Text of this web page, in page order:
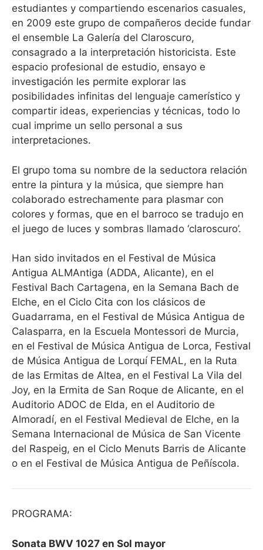
estudiantes y compartiendo escenarios casuales,
en 2009 este grupo de compañeros decide fundar
el ensemble La Galería del Claroscuro,
consagrado a la interpretación historicista. Este
espacio profesional de estudio, ensayo e
investigación les permite explorar las
posibilidades infinitas del lenguaje camerístico y
compartir ideas, experiencias y técnicas, todo lo
cual imprime un sello personal a sus
interpretaciones.
El grupo toma su nombre de la seductora relación
entre la pintura y la música, que siempre han
colaborado estrechamente para plasmar con
colores y formas, que en el barroco se tradujo en
el juego de luces y sombras llamado ‘claroscuro’.
Han sido invitados en el Festival de Música
Antigua ALMAntiga (ADDA, Alicante), en el
Festival Bach Cartagena, en la Semana Bach de
Elche, en el Ciclo Cita con los clásicos de
Guadarrama, en el Festival de Música Antigua de
Calasparra, en la Escuela Montessori de Murcia,
en el Festival de Música Antigua de Lorca, Festival
de Música Antigua de Lorquí FEMAL, en la Ruta
de las Ermitas de Altea, en el Festival La Vila del
Joy, en la Ermita de San Roque de Alicante, en el
Auditorio ADOC de Elda, en el Auditorio de
Almoradí, en el Festival Medieval de Elche, en la
Semana Internacional de Música de San Vicente
del Raspeig, en el Ciclo Menuts Barris de Alicante
o en el Festival de Música Antigua de Peñíscola.
PROGRAMA:
Sonata BWV 1027 en Sol mayor